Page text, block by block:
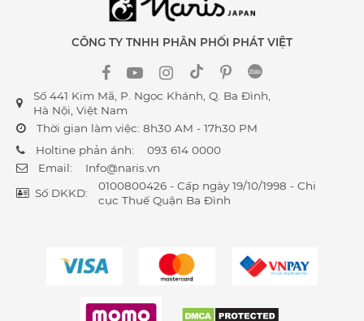
CÔNG TY TNHH PHÂN PHỐI PHÁT VIỆT
Số 441 Kim Mã, P. Ngọc Khánh, Q. Ba Đình,
Hà Nội, Việt Nam
Thời gian làm việc: 8h30 AM - 17h30 PM
Holtine phản ánh:
093 614 0000
Email:
Info@naris.vn
Số DKKD:
0100800426 - Cấp ngày 19/10/1998 - Chi
cục Thuế Quận Ba Đình